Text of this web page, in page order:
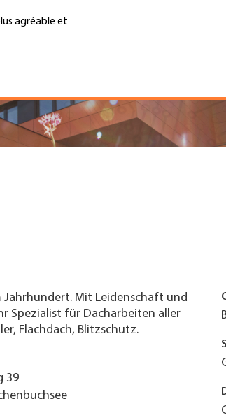
agréable et
Top
Menu
Jahrhundert. Mit Leidenschaft und
Spezialist für Dacharbeiten aller
Flachdach, Blitzschutz.
39